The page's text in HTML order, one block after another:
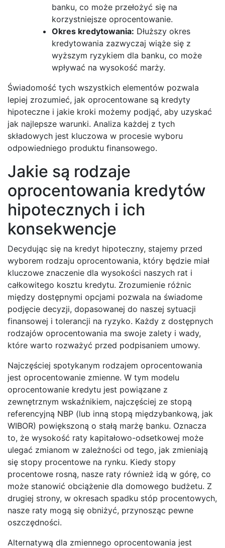
banku, co może przełożyć się na
korzystniejsze oprocentowanie.
Okres kredytowania: Dłuższy okres
kredytowania zazwyczaj wiąże się z
wyższym ryzykiem dla banku, co może
wpływać na wysokość marży.
Świadomość tych wszystkich elementów pozwala
lepiej zrozumieć, jak oprocentowane są kredyty
hipoteczne i jakie kroki możemy podjąć, aby uzyskać
jak najlepsze warunki. Analiza każdej z tych
składowych jest kluczowa w procesie wyboru
odpowiedniego produktu finansowego.
Jakie są rodzaje
oprocentowania kredytów
hipotecznych i ich
konsekwencje
Decydując się na kredyt hipoteczny, stajemy przed
wyborem rodzaju oprocentowania, który będzie miał
kluczowe znaczenie dla wysokości naszych rat i
całkowitego kosztu kredytu. Zrozumienie różnic
między dostępnymi opcjami pozwala na świadome
podjęcie decyzji, dopasowanej do naszej sytuacji
finansowej i tolerancji na ryzyko. Każdy z dostępnych
rodzajów oprocentowania ma swoje zalety i wady,
które warto rozważyć przed podpisaniem umowy.
Najczęściej spotykanym rodzajem oprocentowania
jest oprocentowanie zmienne. W tym modelu
oprocentowanie kredytu jest powiązane z
zewnętrznym wskaźnikiem, najczęściej ze stopą
referencyjną NBP (lub inną stopą międzybankową, jak
WIBOR) powiększoną o stałą marżę banku. Oznacza
to, że wysokość raty kapitałowo-odsetkowej może
ulegać zmianom w zależności od tego, jak zmieniają
się stopy procentowe na rynku. Kiedy stopy
procentowe rosną, nasze raty również idą w górę, co
może stanowić obciążenie dla domowego budżetu. Z
drugiej strony, w okresach spadku stóp procentowych,
nasze raty mogą się obniżyć, przynosząc pewne
oszczędności.
Alternatywą dla zmiennego oprocentowania jest